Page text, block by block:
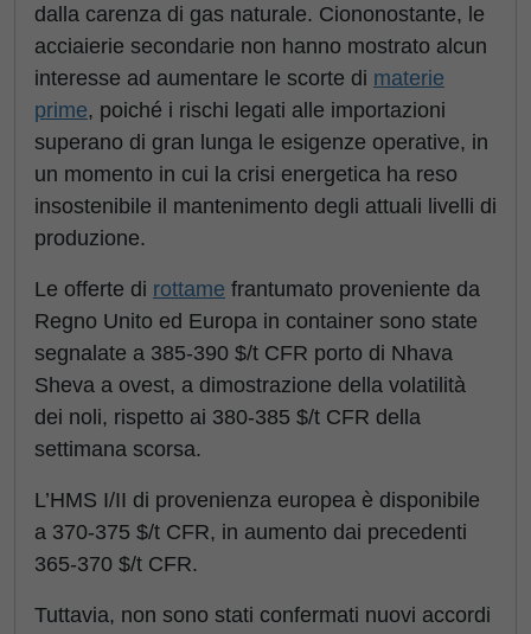
dalla carenza di gas naturale. Ciononostante, le
acciaierie secondarie non hanno mostrato alcun
interesse ad aumentare le scorte di materie
prime, poiché i rischi legati alle importazioni
superano di gran lunga le esigenze operative, in
un momento in cui la crisi energetica ha reso
insostenibile il mantenimento degli attuali livelli di
produzione.
Le offerte di rottame frantumato proveniente da
Regno Unito ed Europa in container sono state
segnalate a 385-390 $/t CFR porto di Nhava
Sheva a ovest, a dimostrazione della volatilità
dei noli, rispetto ai 380-385 $/t CFR della
settimana scorsa.
L’HMS I/II di provenienza europea è disponibile
a 370-375 $/t CFR, in aumento dai precedenti
365-370 $/t CFR.
Tuttavia, non sono stati confermati nuovi accordi